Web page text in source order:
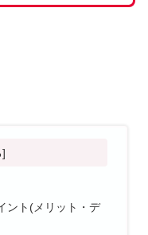
ント(メリット・デ